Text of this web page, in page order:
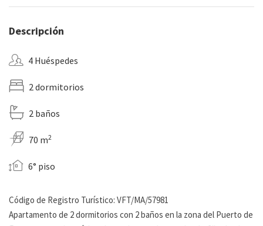
Descripción
4 Huéspedes
2 dormitorios
2 baños
70 m2
6° piso
Código de Registro Turístico: VFT/MA/57981
Apartamento de 2 dormitorios con 2 baños en la zona del Puerto de